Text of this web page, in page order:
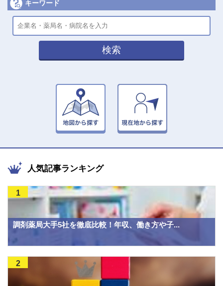
キーワード
検索
人気記事ランキング
調剤薬局大手5社を徹底比較！年収、働き方や子...
1
2